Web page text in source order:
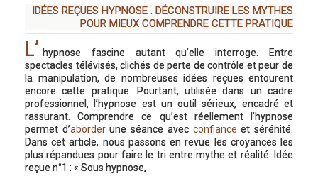
IDÉES REÇUES HYPNOSE : DÉCONSTRUIRE LES MYTHES
POUR MIEUX COMPRENDRE CETTE PRATIQUE
L’ hypnose fascine autant qu’elle interroge. Entre
spectacles télévisés, clichés de perte de contrôle et peur de
la manipulation, de nombreuses idées reçues entourent
encore cette pratique. Pourtant, utilisée dans un cadre
professionnel, l’hypnose est un outil sérieux, encadré et
rassurant. Comprendre ce qu’est réellement l’hypnose
permet d’aborderune séance avec confiance et sérénité.
Dans cet article, nous passons en revue les croyances les
plus répandues pour faire le tri entre mythe et réalité. Idée
reçue n°1 : « Sous hypnose,